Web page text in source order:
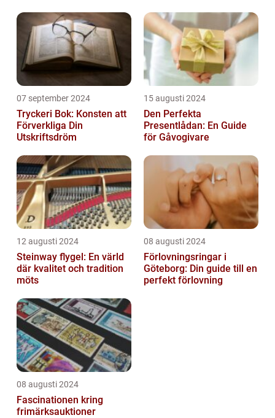
07 september 2024
Tryckeri Bok: Konsten att
Förverkliga Din
Utskriftsdröm
15 augusti 2024
Den Perfekta
Presentlådan: En Guide
för Gåvogivare
12 augusti 2024
Steinway flygel: En värld
där kvalitet och tradition
möts
08 augusti 2024
Förlovningsringar i
Göteborg: Din guide till en
perfekt förlovning
08 augusti 2024
Fascinationen kring
frimärksauktioner